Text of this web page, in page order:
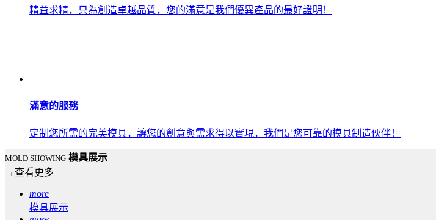
精益求精，只為創造卓越品質，您的滿意是我們優異產品的最好證明！
滿意的服務
定制您所需的完美模具，讓您的創意與需求得以實現，我們是您可靠的模具制造伙伴！
MOLD SHOWING 模具展示
→查看更多
more
模具展示